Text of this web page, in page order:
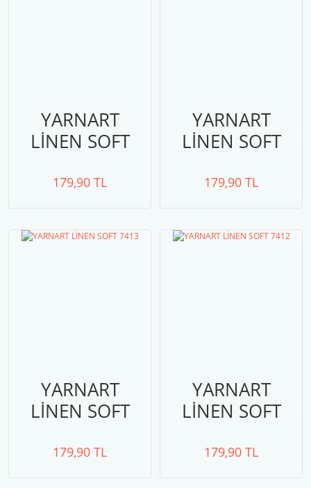
YARNART
LİNEN SOFT
179,90 TL
YARNART
LİNEN SOFT
179,90 TL
YARNART
LİNEN SOFT
179,90 TL
YARNART
LİNEN SOFT
179,90 TL